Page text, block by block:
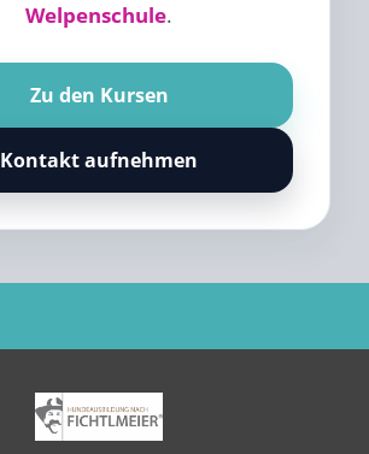
Welpenschule.
Zu den Kursen
Kontakt aufnehmen